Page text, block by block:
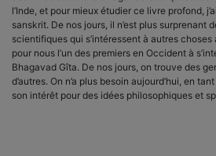
l’Inde, et pour mieux étudier ce livre profond,
sanskrit. De nos jours, il n’est plus surprenant
scientifiques qui s’intéressent à autres
pour nous l’un des premiers en Occident à
Bhagavad Gîta. De nos jours, on trouve des
d’autres. On n’a plus besoin aujourd’hui, en
son intérêt pour des idées philosophiques et